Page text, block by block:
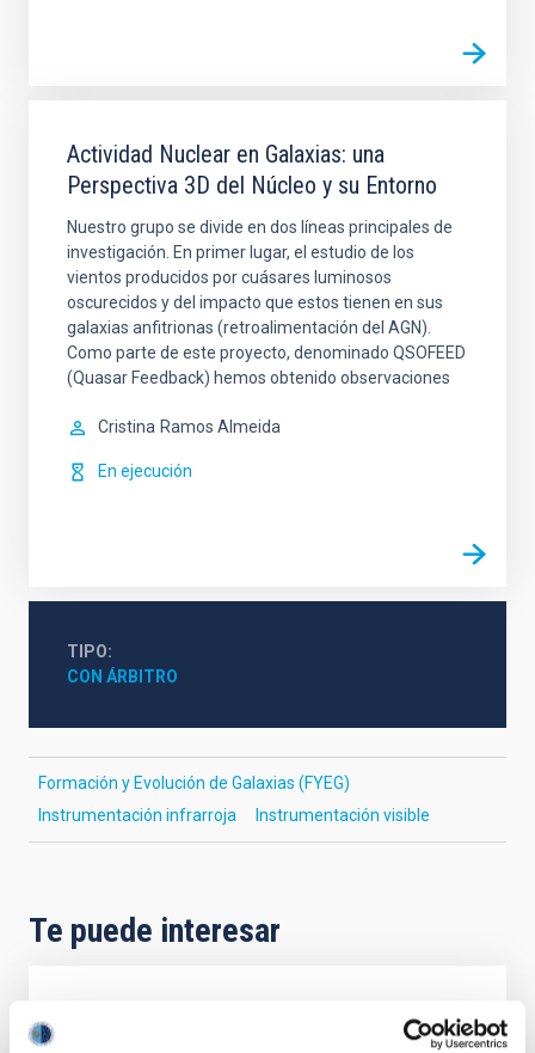
Actividad Nuclear en Galaxias: una
Perspectiva 3D del Núcleo y su Entorno
Nuestro grupo se divide en dos líneas principales de
investigación. En primer lugar, el estudio de los
vientos producidos por cuásares luminosos
oscurecidos y del impacto que estos tienen en sus
galaxias anfitrionas (retroalimentación del AGN).
Como parte de este proyecto, denominado QSOFEED
(Quasar Feedback) hemos obtenido observaciones
Cristina Ramos Almeida
En ejecución
TIPO
CON ÁRBITRO
Formación y Evolución de Galaxias (FYEG)
Instrumentación infrarroja
Instrumentación visible
Te puede interesar